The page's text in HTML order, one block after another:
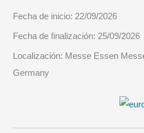
Fecha de inicio: 22/09/2026
Fecha de finalización: 25/09/2026
Localización: Messe Essen
Germany